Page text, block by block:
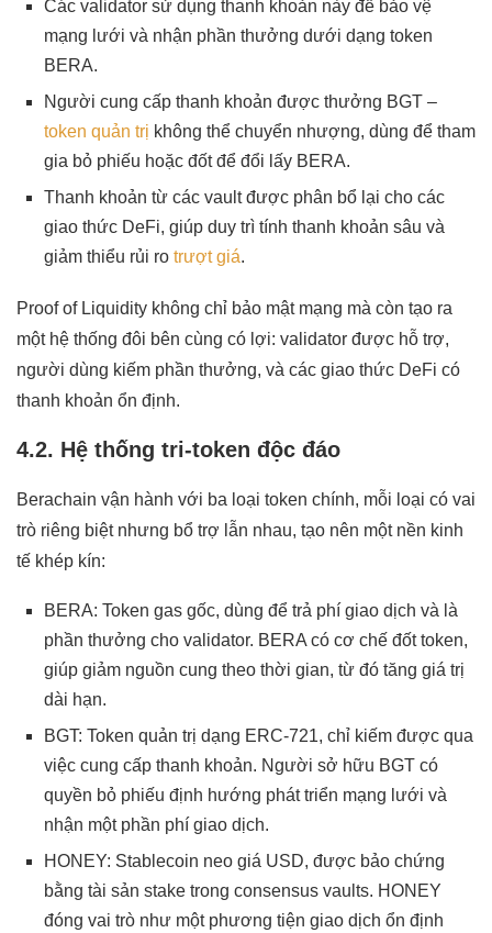
Các validator sử dụng thanh khoản này để bảo vệ
mạng lưới và nhận phần thưởng dưới dạng token
BERA.
Người cung cấp thanh khoản được thưởng BGT –
token quản trị không thể chuyển nhượng, dùng để tham
gia bỏ phiếu hoặc đốt để đổi lấy BERA.
Thanh khoản từ các vault được phân bổ lại cho các
giao thức DeFi, giúp duy trì tính thanh khoản sâu và
giảm thiểu rủi ro trượt giá.
Proof of Liquidity không chỉ bảo mật mạng mà còn tạo ra
một hệ thống đôi bên cùng có lợi: validator được hỗ trợ,
người dùng kiếm phần thưởng, và các giao thức DeFi có
thanh khoản ổn định.
4.2. Hệ thống tri-token độc đáo
Berachain vận hành với ba loại token chính, mỗi loại có vai
trò riêng biệt nhưng bổ trợ lẫn nhau, tạo nên một nền kinh
tế khép kín:
BERA: Token gas gốc, dùng để trả phí giao dịch và là
phần thưởng cho validator. BERA có cơ chế đốt token,
giúp giảm nguồn cung theo thời gian, từ đó tăng giá trị
dài hạn.
BGT: Token quản trị dạng ERC-721, chỉ kiếm được qua
việc cung cấp thanh khoản. Người sở hữu BGT có
quyền bỏ phiếu định hướng phát triển mạng lưới và
nhận một phần phí giao dịch.
HONEY: Stablecoin neo giá USD, được bảo chứng
bằng tài sản stake trong consensus vaults. HONEY
đóng vai trò như một phương tiện giao dịch ổn định